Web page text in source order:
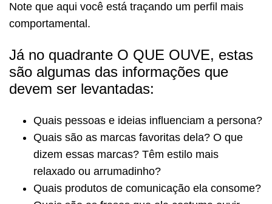
Note que aqui você está traçando um perfil mais
comportamental.
Já no quadrante O QUE OUVE, estas
são algumas das informações que
devem ser levantadas:
Quais pessoas e ideias influenciam a persona?
Quais são as marcas favoritas dela? O que
dizem essas marcas? Têm estilo mais
relaxado ou arrumadinho?
Quais produtos de comunicação ela consome?